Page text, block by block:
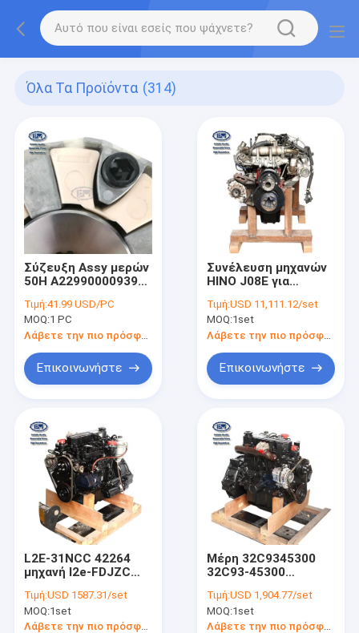
Όλα Τα Προϊόντα (314)
Σύζευξη Assy μερών
50H A229900009391
SY215
Τιμή:41.99 USD/PC
MOQ:1 PC
Λάβετε την πιο πρόσφατη τιμή
Επικοινωνήστε
Συνέλευση μηχανών
HINO J08E για
sk350-8
LC02P00079F1
LC02P00040F1
LC02P00033F1
Τιμή:USD 11,111.12/set
MOQ:1set
Επικοινωνήστε
L2E-31NCC 42264
μηχανή l2e-FDJZC
Τιμή:USD 1587.31/set
MOQ:1set
Λάβετε την πιο πρόσφατη τιμή
Μέρη 32C9345300
32C93-45300
μηχανών της
Mitsubishi S4Q2
Τιμή:USD 1,904.77/set
MOQ:1set